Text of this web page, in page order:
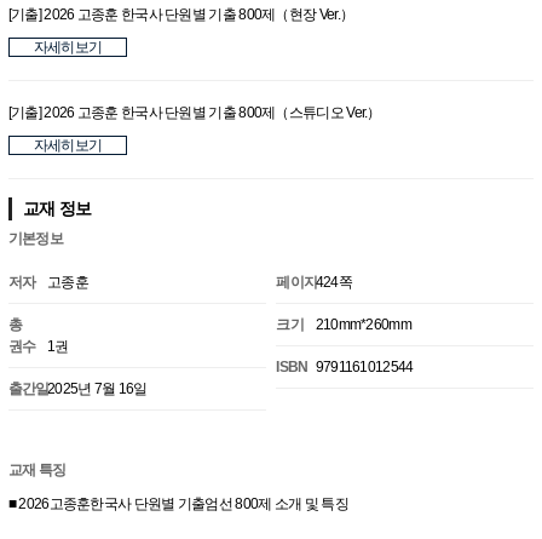
[기출] 2026 고종훈 한국사 단원별 기출 800제（현장 Ver.）
자세히보기
[기출] 2026 고종훈 한국사 단원별 기출 800제（스튜디오 Ver.）
자세히보기
교재 정보
기본정보
저자 고종훈
총
권수
1권
출간일2025년 7월 16일
페이지424쪽
크기 210mm*260mm
ISBN 9791161012544
교재 특징
■ 2026고종훈한국사 단원별 기출엄선 800제 소개 및 특징